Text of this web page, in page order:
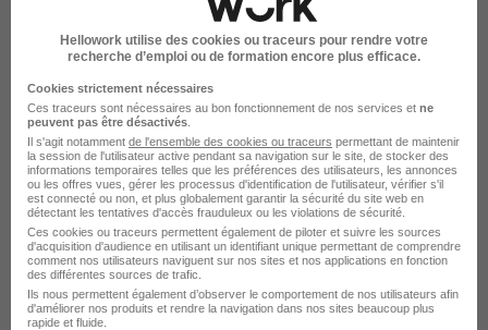
Entreprises Chauffeur de tracteur agricole
Entreprises Conseiller agricole
Entreprises Magasinier agricole
Entreprises Mécanicien agricole
Entreprises Mécanicien en motoculture
Entreprises Ouvrier agricole
Entreprises Ouvrier avicole
Entreprises Ouvrier viticole
Entreprises Technicien agricole
Entreprises Technicien avicole
Entreprises Tractoriste
Hellowork utilise des cookies ou traceurs pour rendre votre
recherche d’emploi ou de formation encore plus efficace.
Cookies strictement nécessaires
Ces traceurs sont nécessaires au bon fonctionnement de nos services et ne
peuvent pas être désactivés
Il s'agit notamment de l'ensemble des cookies ou traceurs permettant de maintenir
la session de l'utilisateur active pendant sa navigation sur le site, de stocker des
informations temporaires telles que les préférences des utilisateurs, les annonces
ou les offres vues, gérer les processus d'identification de l'utilisateur, vérifier s'il
est connecté ou non, et plus globalement garantir la sécurité du site web en
détectant les tentatives d'accès frauduleux ou les violations de sécurité.
Ces cookies ou traceurs permettent également de piloter et suivre les sources
d'acquisition d'audience en utilisant un identifiant unique permettant de comprendre
comment nos utilisateurs naviguent sur nos sites et nos applications en fonction
des différentes sources de trafic.
Ils nous permettent également d’observer le comportement de nos utilisateurs afin
d'améliorer nos produits et rendre la navigation dans nos sites beaucoup plus
rapide et fluide.